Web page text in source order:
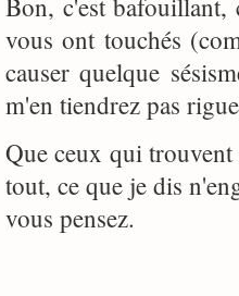
Bon, c'est bafouillant,
vous ont touchés
causer quelque
m'en tiendrez pas
Que ceux qui
tout, ce que je dis
vous pensez.